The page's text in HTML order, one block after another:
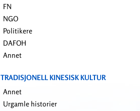
FN
NGO
Politikere
DAFOH
Annet
TRADISJONELL KINESISK KULTUR
Annet
Urgamle historier